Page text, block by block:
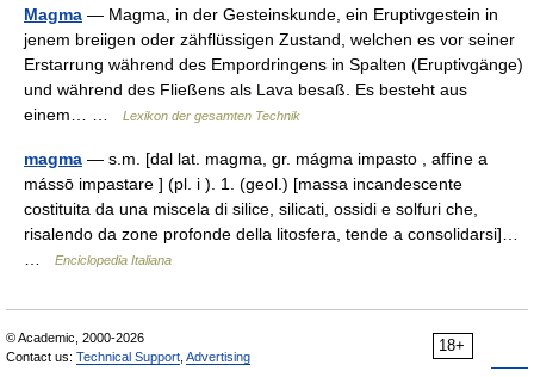
Magma — Magma, in der Gesteinskunde, ein Eruptivgestein in
jenem breiigen oder zähflüssigen Zustand, welchen es vor seiner
Erstarrung während des Empordringens in Spalten (Eruptivgänge)
und während des Fließens als Lava besaß. Es besteht aus
einem… …
Lexikon der gesamten Technik
magma — s.m. [dal lat. magma, gr. mágma impasto , affine a
mássō impastare ] (pl. i ). 1. (geol.) [massa incandescente
costituita da una miscela di silice, silicati, ossidi e solfuri che,
risalendo da zone profonde della litosfera, tende a consolidarsi]…
Enciclopedia Italiana
18+
© Academic, 2000-2026
Contact us: Technical Support Advertising